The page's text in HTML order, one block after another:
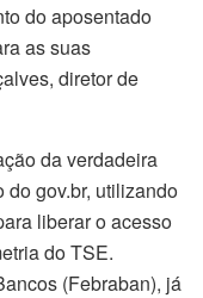
do aposentado
as suas
diretor de
da verdadeira
gov.br, utilizando
liberar o acesso
do TSE.
(Febraban), já